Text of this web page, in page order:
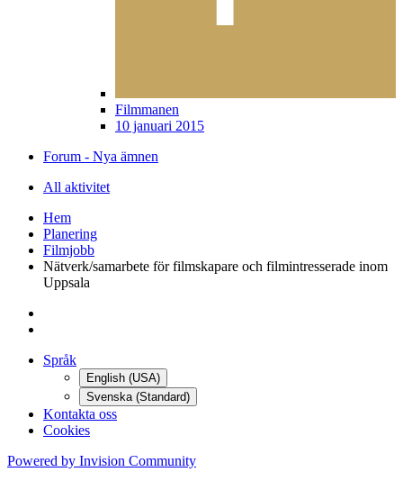
Filmmanen
10 januari 2015
Forum - Nya ämnen
All aktivitet
Hem
Planering
Filmjobb
Nätverk/samarbete för filmskapare och filmintresserade inom
Uppsala
Språk
English (USA)
Svenska (Standard)
Kontakta oss
Cookies
Powered by Invision Community